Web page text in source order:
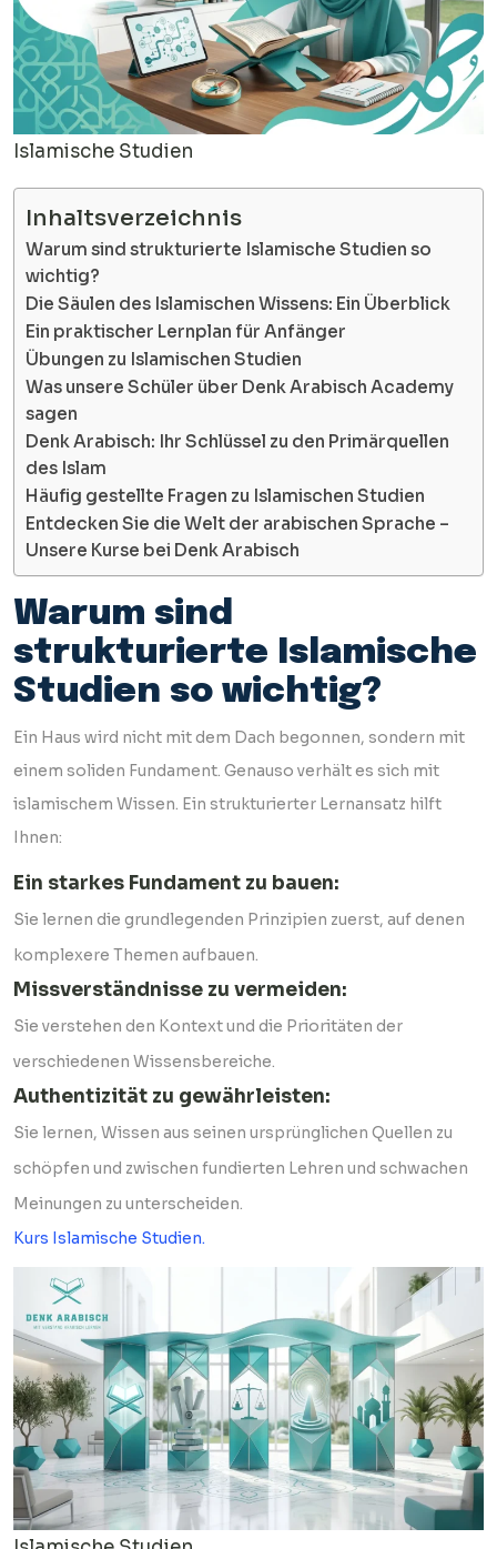
Islamische Studien
Inhaltsverzeichnis
Warum sind strukturierte Islamische Studien so
wichtig?
Die Säulen des Islamischen Wissens: Ein Überblick
Ein praktischer Lernplan für Anfänger
Übungen zu Islamischen Studien
Was unsere Schüler über Denk Arabisch Academy
sagen
Denk Arabisch: Ihr Schlüssel zu den Primärquellen
des Islam
Häufig gestellte Fragen zu Islamischen Studien
Entdecken Sie die Welt der arabischen Sprache –
Unsere Kurse bei Denk Arabisch
Warum sind
strukturierte Islamische
Studien so wichtig?
Ein Haus wird nicht mit dem Dach begonnen, sondern mit
einem soliden Fundament. Genauso verhält es sich mit
islamischem Wissen. Ein strukturierter Lernansatz hilft
Ihnen:
Ein starkes Fundament zu bauen:
Sie lernen die grundlegenden Prinzipien zuerst, auf denen
komplexere Themen aufbauen.
Missverständnisse zu vermeiden:
Sie verstehen den Kontext und die Prioritäten der
verschiedenen Wissensbereiche.
Authentizität zu gewährleisten:
Sie lernen, Wissen aus seinen ursprünglichen Quellen zu
schöpfen und zwischen fundierten Lehren und schwachen
Meinungen zu unterscheiden.
Kurs Islamische Studien.